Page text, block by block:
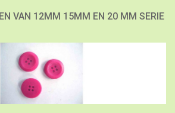
VAN 12MM 15MM EN 20 MM SERIE